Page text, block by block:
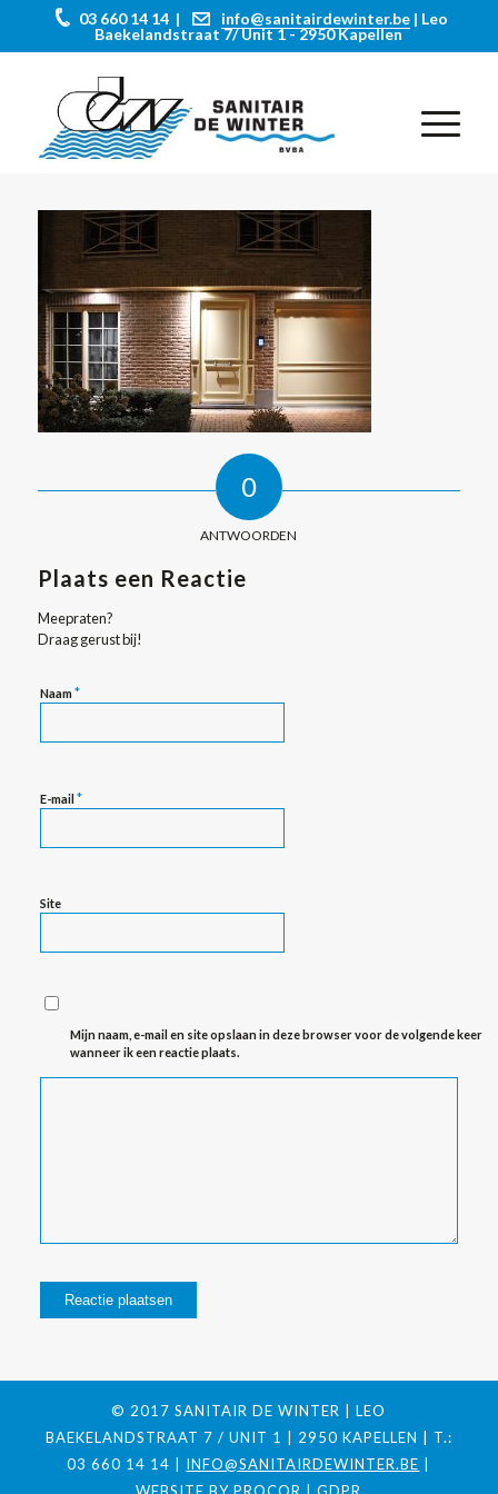
03 660 14 14 | info@sanitairdewinter.be| Leo
Baekelandstraat 7/ Unit 1 - 2950 Kapellen
0
ANTWOORDEN
Plaats een Reactie
Meepraten?
Draag gerust bij!
Naam*
E-mail*
Site
Mijn naam, e-mail en site opslaan in deze browser voor de volgende keer
wanneer ik een reactie plaats.
© 2017 SANITAIR DE WINTER | LEO
BAEKELANDSTRAAT 7 / UNIT 1 | 2950 KAPELLEN | T.:
03 660 14 14 | INFO@SANITAIRDEWINTER.BE |
WEBSITE BYPROCOR |GDPR